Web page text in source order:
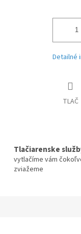
Detailné
TLAČ
Tlačiarenske
vytlačíme vám
zviažeme